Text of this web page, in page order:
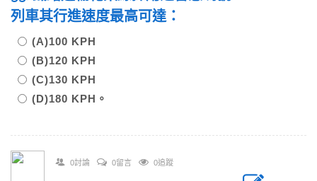
列車其行進速度最高可達：
(A)100 KPH
(B)120 KPH
(C)130 KPH
(D)180 KPH。
0討論 0留言 0追蹤